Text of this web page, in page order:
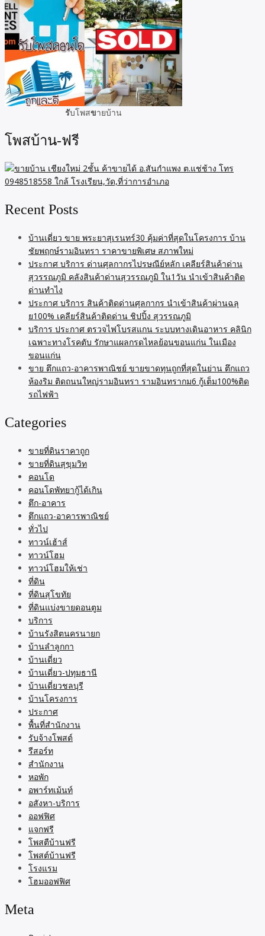
รับโพสขายบ้าน
โพสบ้าน-ฟรี
Recent Posts
บ้านเดี่ยว ขาย พระยาสุเรนทร์30 คุ้มค่าที่สุดในโครงการ บ้าน
ชัยพฤกษ์รามอินทรา ราคาขายพิเศษ สภาพใหม่
ประกาศ บริการ ด่านศุลกากรไปรษณีย์หลัก เคลียร์สินค้าด่าน
สุวรรณภูมิ คลังสินค้าด่านสุวรรณภูมิ ใน1วัน นำเข้าสินค้าติด
ด่านทำไง
ประกาศ บริการ สินค้าติดด่านศุลกากร นำเข้าสินค้าผ่านฉลุ
ย100% เคลียร์สินค้าติดด่าน ชิปปิ้ง สุวรรณภูมิ
บริการ ประกาศ ตรวจไฟโบรสแกน ระบบทางเดินอาหาร คลินิก
เฉพาะทางโรคตับ รักษาแผลกรดไหลย้อนขอนแก่น ในเมือง
ขอนแก่น
ขาย ตึกแถว-อาคารพาณิชย์ ขายขาดทุนถูกที่สุดในย่าน ตึกแถว
ห้องริม ติดถนนใหญ่รามอินทรา รามอินทรากม6 กู้เต็ม100%ติด
รถไฟฟ้า
Categories
ขายที่ดินราคาถูก
ขายที่ดินสุขุมวิท
คอนโด
คอนโดพัทยากู้ได้เกิน
ตึก-อาคาร
ตึกแถว-อาคารพาณิชย์
ทั่วไป
ทาวน์เฮ้าส์
ทาวน์โฮม
ทาวน์โฮมให้เช่า
ที่ดิน
ที่ดินสุโขทัย
ที่ดินแบ่งขายดอนตูม
บริการ
บ้านรังสิตนครนายก
บ้านลำลูกกา
บ้านเดี่ยว
บ้านเดี่ยว-ปทุมธานี
บ้านเดี่ยวชลบุรี
บ้านโครงการ
ประกาศ
พื้นที่สำนักงาน
รับจ้างโพสต์
รีสอร์ท
สำนักงาน
หอพัก
อพาร์ทเม้นท์
อสังหา-บริการ
ออฟฟิศ
แจกฟรี
โพสตืบ้านฟรี
โพสต์บ้านฟรี
โรงแรม
โฮมออฟฟิศ
Meta